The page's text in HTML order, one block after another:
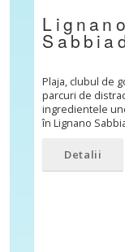
Lignano
Plaja, clubul de
parcuri de
ingredientele
în Lignano
Detalii